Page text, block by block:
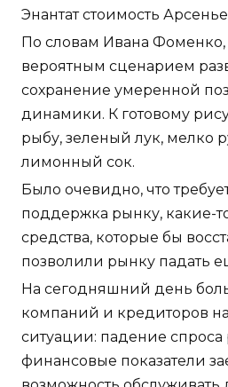
Энантат стоимость
По словам Ивана Фоменко,
вероятным сценарием
сохранение умеренной
динамики. К готовому
рыбу, зеленый лук, мелко
лимонный сок.
Было очевидно, что
поддержка рынку, какие-
средства, которые бы
позволили рынку падать
На сегодняшний день
компаний и кредиторов
ситуации: падение
финансовые показатели